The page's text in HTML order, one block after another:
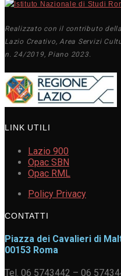
Realizzato con il contributo
Lazio Creativo, Area Servizi
n. 24/2019, Piano 2023.
LINK UTILI
Lazio 900
Opac SBN
Opac RML
Policy Privacy
CONTATTI
Piazza dei Cavalieri di
00153 Roma
Tel. 06 5743442 – 06